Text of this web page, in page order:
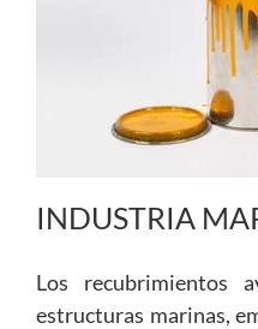
INDUSTRIA
Los recubrimientos
estructuras marinas,